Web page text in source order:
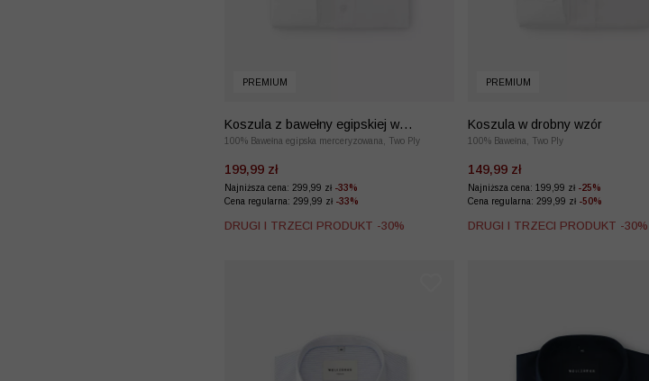
PREMIUM
Koszula z bawełny egipskiej w
mikrowzór
100% Bawełna egipska merceryzowana, Two Ply
199,99 zł
Najniższa cena: 299,99 zł -33%
Cena regularna: 299,99 zł -33%
DRUGI I TRZECI PRODUKT -30%
PREMIUM
Koszula w drobny wzór
100% Bawełna, Two Ply
149,99 zł
Najniższa cena: 199,99 zł -25%
Cena regularna: 299,99 zł -50%
DRUGI I TRZECI PRODUKT -30%